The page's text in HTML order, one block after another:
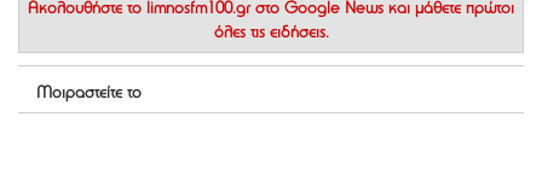
Ακολουθήστε το limnosfm100.gr στο Google News και μάθετε πρώτοι
όλες τις ειδήσεις.
Μοιραστείτε το